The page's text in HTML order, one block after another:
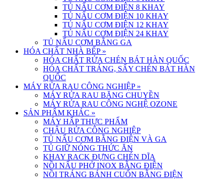
TỦ NẤU CƠM ĐIỆN 8 KHAY
TỦ NẤU CƠM ĐIỆN 10 KHAY
TỦ NẤU CƠM ĐIỆN 12 KHAY
TỦ NẤU CƠM ĐIỆN 24 KHAY
TỦ NẤU CƠM BẰNG GA
HÓA CHẤT NHÀ BẾP »
HÓA CHẤT RỬA CHÉN BÁT HÀN QUỐC
HÓA CHẤT TRÁNG, SẤY CHÉN BÁT HÀN
QUỐC
MÁY RỬA RAU CÔNG NGHIỆP »
MÁY RỬA RAU BĂNG CHUYỀN
MÁY RỬA RAU CÔNG NGHỆ OZONE
SẢN PHẨM KHÁC »
MÁY HẤP THỰC PHẨM
CHẬU RỬA CÔNG NGHIỆP
TỦ NẤU CƠM BẰNG ĐIỆN VÀ GA
TỦ GIỮ NÓNG THỨC ĂN
KHAY RACK ĐỰNG CHÉN DĨA
NỒI NẤU PHỞ INOX BẰNG ĐIỆN
NỒI TRÁNG BÁNH CUỐN BẰNG ĐIỆN